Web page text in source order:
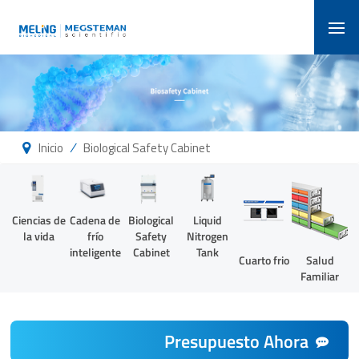
Inicio / Biological Safety Cabinet
Ciencias de
la vida
Cadena de
frío
inteligente
Biological
Safety
Cabinet
Liquid
Nitrogen
Tank
Cuarto frio
Salud
Familiar
Presupuesto Ahora